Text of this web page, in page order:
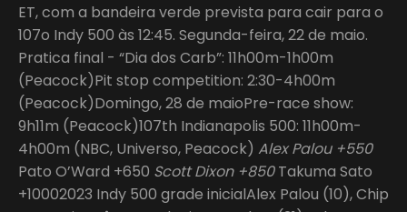
ET, com a bandeira verde prevista para cair para o
107o Indy 500 às 12:45. Segunda-feira, 22 de maio.
Pratica final - “Dia dos Carb”: 11h00m-1h00m
(Peacock)Pit stop competition: 2:30-4h00m
(Peacock)Domingo, 28 de maioPre-race show:
9h11m (Peacock)107th Indianapolis 500: 11h00m-
4h00m (NBC, Universo, Peacock) Alex Palou +550
Pato O’Ward +650 Scott Dixon +850Takuma Sato
+10002023 Indy 500 grade inicialAlex Palou (10), Chip